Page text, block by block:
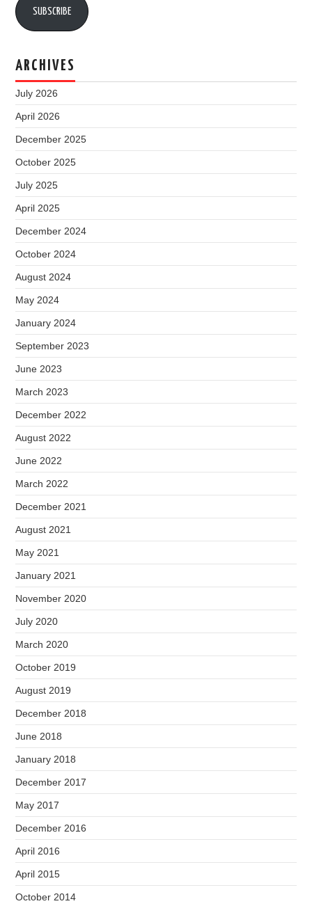
SUBSCRIBE
ARCHIVES
July 2026
April 2026
December 2025
October 2025
July 2025
April 2025
December 2024
October 2024
August 2024
May 2024
January 2024
September 2023
June 2023
March 2023
December 2022
August 2022
June 2022
March 2022
December 2021
August 2021
May 2021
January 2021
November 2020
July 2020
March 2020
October 2019
August 2019
December 2018
June 2018
January 2018
December 2017
May 2017
December 2016
April 2016
April 2015
October 2014